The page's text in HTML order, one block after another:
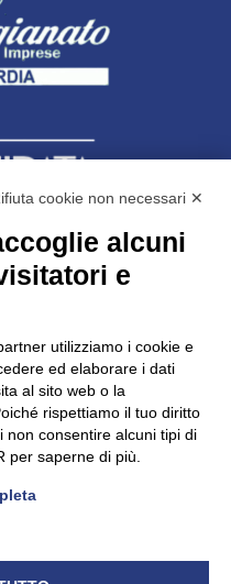
unico socio
- 23100 Sondrio
SO-36426
i.v.
cookie non necessari ✕
alcuni
e
utilizziamo i cookie e
ed elaborare i dati
al sito web o la
rispettiamo il tuo diritto
non consentire alcuni tipi di
per saperne di più.